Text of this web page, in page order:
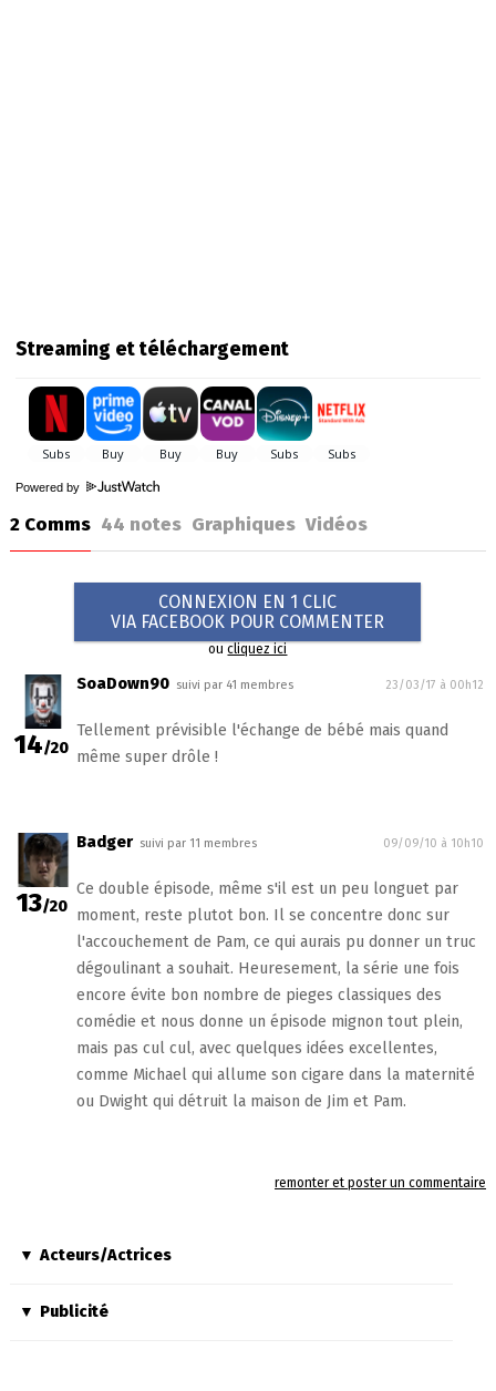
Streaming et téléchargement
Powered by
2 Comms 44 notes Graphiques Vidéos
CONNEXION EN 1 CLIC
VIA FACEBOOK POUR COMMENTER
oucliquez ici
14/20
SoaDown90 suivi par 41 membres 23/03/17 à 00h12
Tellement prévisible l'échange de bébé mais quand
même super drôle !
13/20
Badger suivi par 11 membres 09/09/10 à 10h10
Ce double épisode, même s'il est un peu longuet par
moment, reste plutot bon. Il se concentre donc sur
l'accouchement de Pam, ce qui aurais pu donner un truc
dégoulinant a souhait. Heuresement, la série une fois
encore évite bon nombre de pieges classiques des
comédie et nous donne un épisode mignon tout plein,
mais pas cul cul, avec quelques idées excellentes,
comme Michael qui allume son cigare dans la maternité
ou Dwight qui détruit la maison de Jim et Pam.
remonter et poster un commentaire
Acteurs/Actrices
Publicité